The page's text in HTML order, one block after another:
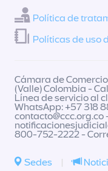
Política de
Políticas de uso
Cámara de
(Valle) Colombia -
Línea de servicio al
WhatsApp: +57 318
contacto@ccc.org.co
800-752-2222 -
Sedes |